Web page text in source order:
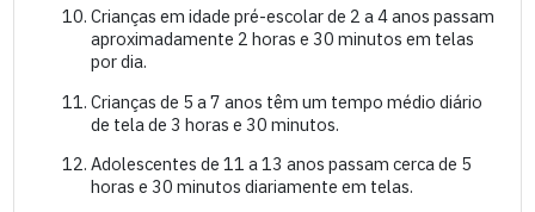
Crianças em idade pré-escolar de 2 a 4 anos passam
aproximadamente 2 horas e 30 minutos em telas
por dia.
Crianças de 5 a 7 anos têm um tempo médio diário
de tela de 3 horas e 30 minutos.
Adolescentes de 11 a 13 anos passam cerca de 5
horas e 30 minutos diariamente em telas.